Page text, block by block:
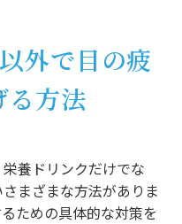
外で目の疲
る方法
養ドリンクだけでな
まざまな方法がありま
ための具体的な対策を